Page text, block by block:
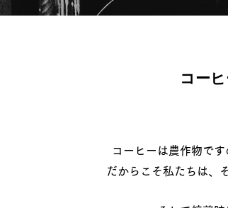
コー
コーヒーは農作物で
だからこそ私たちは、